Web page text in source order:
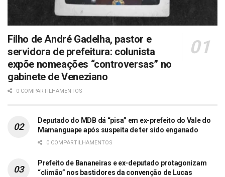
Filho de André Gadelha, pastor e
servidora de prefeitura: colunista
expõe nomeações “controversas” no
gabinete de Veneziano
0 COMPARTILHAMENTOS
Deputado do MDB dá “pisa” em ex-prefeito do Vale do
Mamanguape após suspeita de ter sido enganado
0 COMPARTILHAMENTOS
Prefeito de Bananeiras e ex-deputado protagonizam
“climão” nos bastidores da convenção de Lucas